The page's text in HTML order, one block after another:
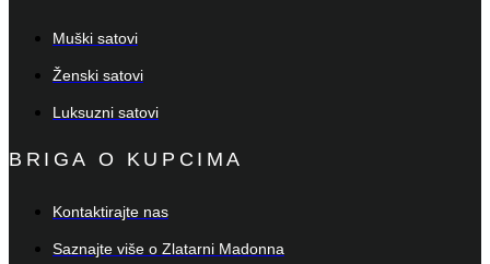
Muški satovi
Ženski satovi
Luksuzni satovi
BRIGA O KUPCIMA
Kontaktirajte nas
Saznajte više o Zlatarni Madonna